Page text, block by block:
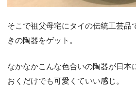
そこで祖父母宅にタイの伝統工芸品
きの陶器をゲット。
なかなかこんな色合いの陶器が日本
おくだけでも可愛くていい感じ。